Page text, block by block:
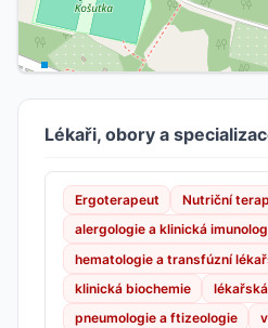
Lékaři, obory a
Ergoterapeut
Nutriční
alergologie a klinická
hematologie a transfúzní
klinická biochemie
pneumologie a ftizeologie